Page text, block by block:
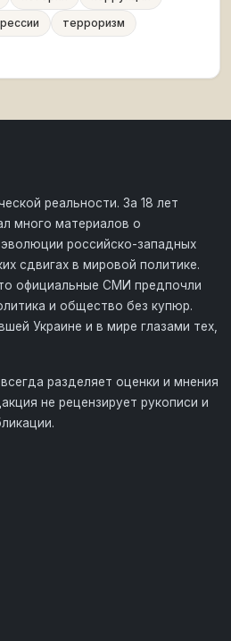
терроризм
реальности. За 18 лет
много материалов о
российско-западных
сдвигах в мировой политике.
официальные СМИ предпочли
и общество без купюр.
Украине и в мире глазами тех,
разделяет оценки и мнения
не рецензирует рукописи и